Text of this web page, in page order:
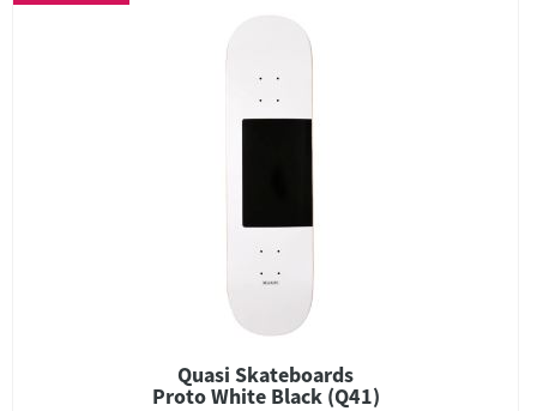
Quasi Skateboards
Proto White Black (Q41)